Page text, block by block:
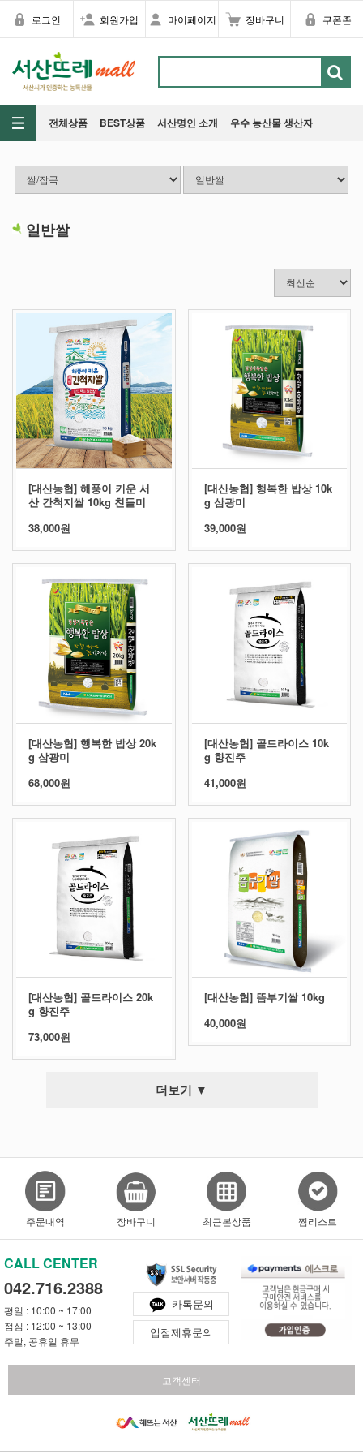
로그인 회원가입 마이페이지 장바구니 쿠폰존
전체상품 BEST상품 서산명인 소개 우수 농산물 생산자
일반쌀
[대산농협] 해풍이 키운 서
산 간척지쌀 10kg 친들미
38,000원
[대산농협] 행복한 밥상 10k
g 삼광미
39,000원
[대산농협] 행복한 밥상 20k
g 삼광미
68,000원
[대산농협] 골드라이스 10k
g 향진주
41,000원
[대산농협] 골드라이스 20k
g 향진주
73,000원
[대산농협] 뜸부기쌀 10kg
40,000원
더보기 ▼
주문내역 장바구니 최근본상품 찜리스트
CALL CENTER
042.716.2388
평일 : 10:00 ~ 17:00
점심 : 12:00 ~ 13:00
주말, 공휴일 휴무
카톡문의
입점제휴문의
고객센터